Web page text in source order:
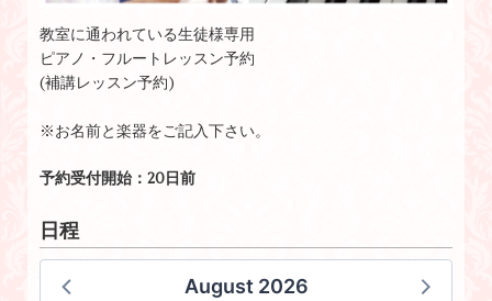
教室に通われている生徒様専用
ピアノ・フルートレッスン予約
(補講レッスン予約)
※お名前と楽器をご記入下さい。
予約受付開始：20日前
日程
August 2026